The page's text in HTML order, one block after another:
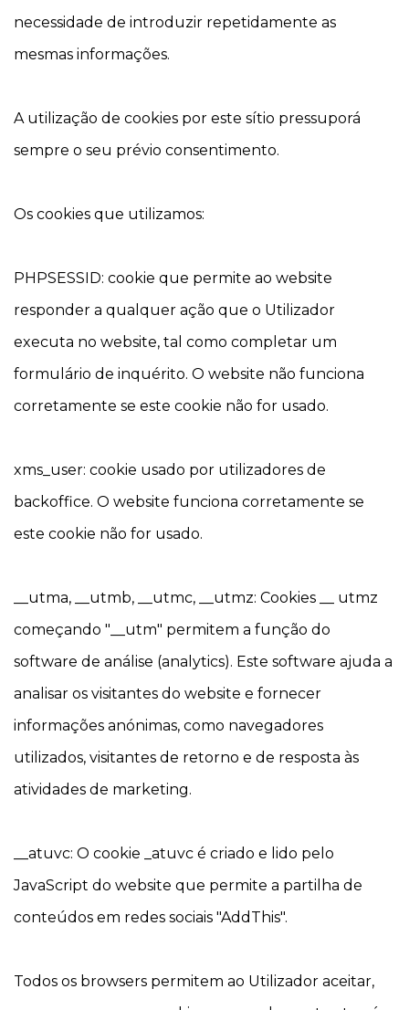
necessidade de introduzir repetidamente as
mesmas informações.
A utilização de cookies por este sítio pressuporá
sempre o seu prévio consentimento.
Os cookies que utilizamos:
PHPSESSID: cookie que permite ao website
responder a qualquer ação que o Utilizador
executa no website, tal como completar um
formulário de inquérito. O website não funciona
corretamente se este cookie não for usado.
xms_user: cookie usado por utilizadores de
backoffice. O website funciona corretamente se
este cookie não for usado.
__utma, __utmb, __utmc, __utmz: Cookies __ utmz
começando "__utm" permitem a função do
software de análise (analytics). Este software ajuda a
analisar os visitantes do website e fornecer
informações anónimas, como navegadores
utilizados, visitantes de retorno e de resposta às
atividades de marketing.
__atuvc: O cookie _atuvc é criado e lido pelo
JavaScript do website que permite a partilha de
conteúdos em redes sociais "AddThis".
Todos os browsers permitem ao Utilizador aceitar,